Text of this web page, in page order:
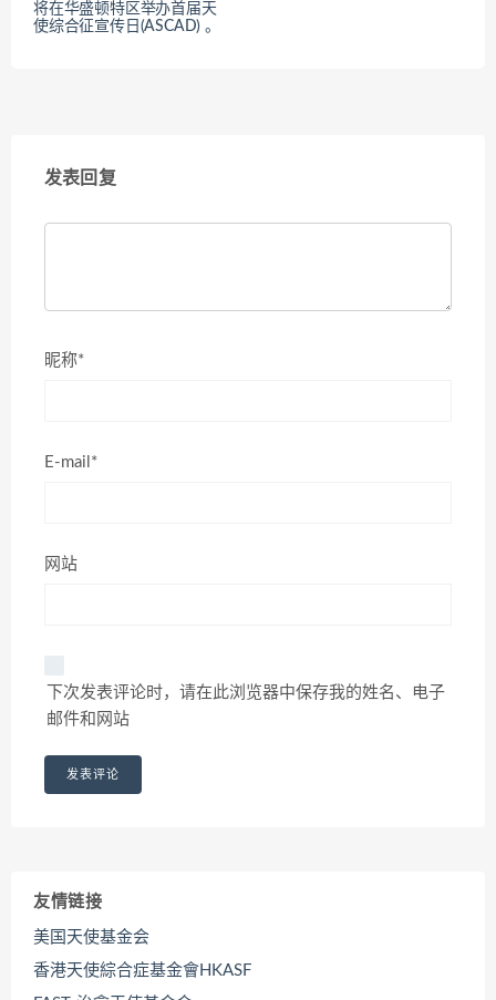
将在华盛顿特区举办首届天
使综合征宣传日(ASCAD) 。
发表回复
昵称*
E-mail*
网站
下次发表评论时，请在此浏览器中保存我的姓名、电子
邮件和网站
友情链接
美国天使基金会
香港天使綜合症基金會HKASF